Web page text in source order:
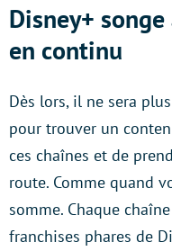
Disney+
en continu
Dès lors, il ne sera
pour trouver un
ces chaînes et de
route. Comme quand
somme. Chaque
franchises phares de